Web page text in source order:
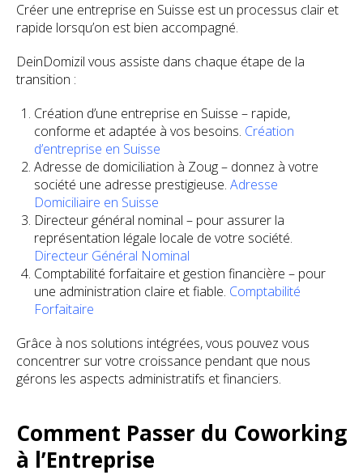
Créer une entreprise en Suisse est un processus clair et
rapide lorsqu’on est bien accompagné.
DeinDomizil vous assiste dans chaque étape de la
transition :
Création d’une entreprise en Suisse – rapide,
conforme et adaptée à vos besoins. Création
d’entreprise en Suisse
Adresse de domiciliation à Zoug – donnez à votre
société une adresse prestigieuse. Adresse
Domiciliaire en Suisse
Directeur général nominal – pour assurer la
représentation légale locale de votre société.
Directeur Général Nominal
Comptabilité forfaitaire et gestion financière – pour
une administration claire et fiable. Comptabilité
Forfaitaire
Grâce à nos solutions intégrées, vous pouvez vous
concentrer sur votre croissance pendant que nous
gérons les aspects administratifs et financiers.
Comment Passer du Coworking
à l’Entreprise